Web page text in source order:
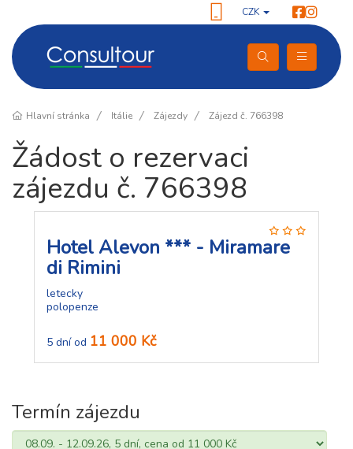
CZK
Hlavní stránka Itálie Zájezdy Zájezd č. 766398
Žádost o rezervaci
zájezdu č. 766398
Hotel Alevon *** - Miramare
di Rimini
letecky
polopenze
5 dní od 11 000 Kč
Termín zájezdu